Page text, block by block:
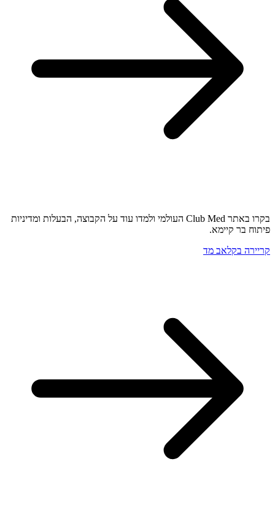
בקרו באתר Club Med העולמי ולמדו עוד על הקבוצה, הבעלות ומדיניות
פיתוח בר קיימא.
קריירה בקלאב מד